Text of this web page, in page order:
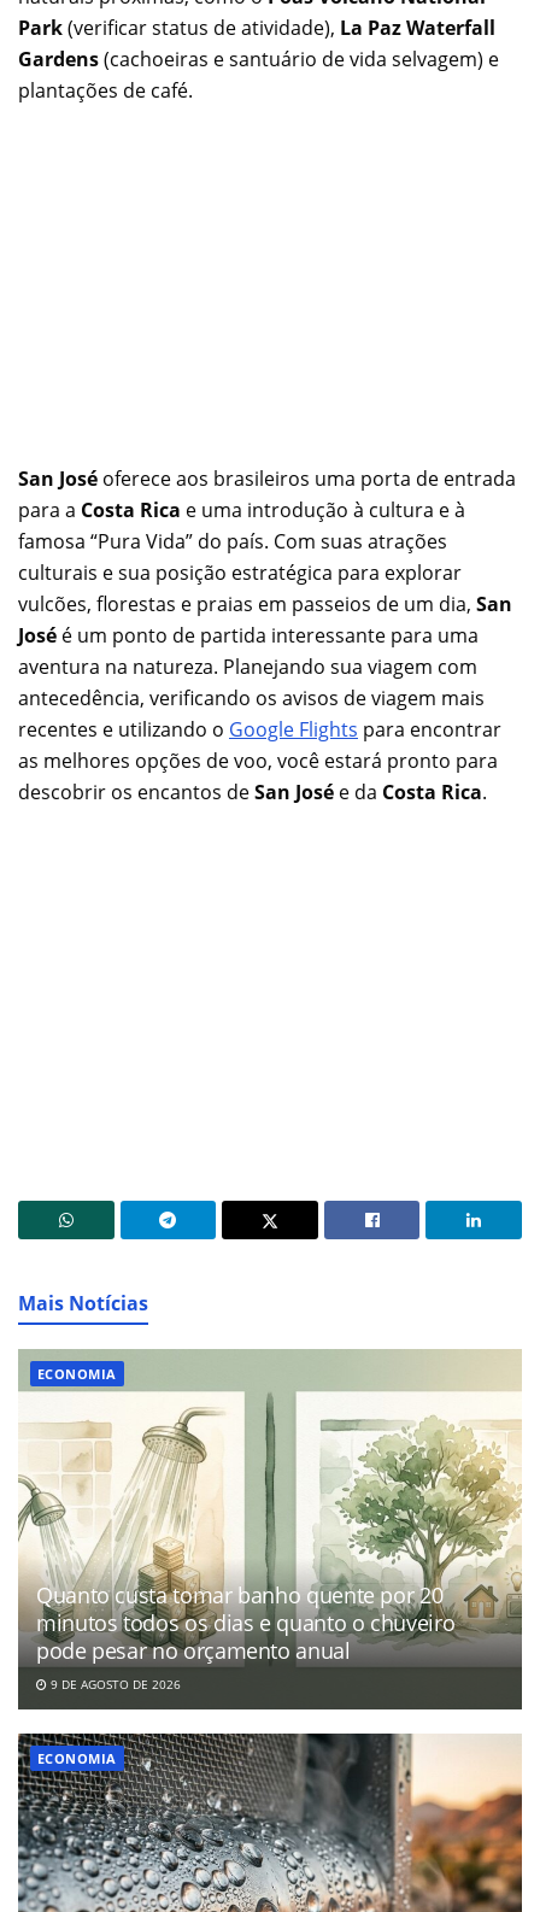
Park(verificar status de atividade), La Paz Waterfall
Gardens(cachoeiras e santuário de vida selvagem) e
plantações de café.
San José oferece aos brasileiros uma porta de entrada
para a Costa Rica e uma introdução à cultura e à
famosa “Pura Vida” do país. Com suas atrações
culturais e sua posição estratégica para explorar
vulcões, florestas e praias em passeios de um dia, San
José é um ponto de partida interessante para uma
aventura na natureza. Planejando sua viagem com
antecedência, verificando os avisos de viagem mais
recentes e utilizando o Google Flights para encontrar
as melhores opções de voo, você estará pronto para
descobrir os encantos deSan José e da Costa Rica.
Mais Notícias
ECONOMIA
Quanto custa tomar banho quente por 20
minutos todos os dias e quanto o chuveiro
pode pesar no orçamento anual
9 DE AGOSTO DE 2026
ECONOMIA